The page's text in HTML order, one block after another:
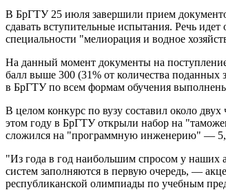
В БрГТУ 25 июля завершили прием
сдавать вступительные испытания. Речь
специальности "мелиорация и водное
На данный момент документы на
балл выше 300 (31% от количества
в БрГТУ по всем формам обучения
В целом конкурс по вузу составил около
этом году в БрГТУ открыли набор на
сложился на "программную инженерию" —
"Из года в год наибольшим спросом у наших
систем заполняются в первую очередь, —
республиканской олимпиады по учебным